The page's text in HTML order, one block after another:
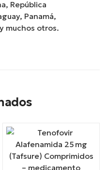
República
Panamá,
muchos otros.